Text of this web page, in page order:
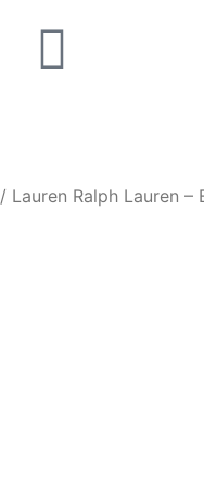
/ Lauren Ralph Lauren